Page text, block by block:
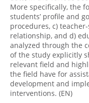
More specifically, the
students’ profile and
procedures, c)
relationship, and d)
analyzed through the
of the study explicitly
relevant field and
the field have for
development and
interventions. (EN)